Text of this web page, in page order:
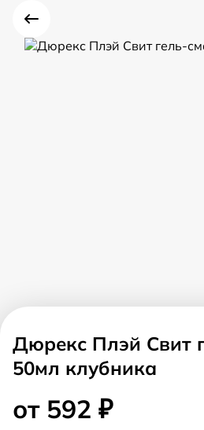
Дюрекс Плэй Свит
50мл клубника
от 592 ₽